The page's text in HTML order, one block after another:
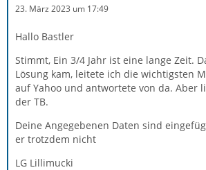
23. März 2023 um 17:49
Hallo Bastler
Stimmt, Ein 3/4 Jahr ist eine lange Zeit.
Lösung kam, leitete ich die wichtigsten
auf Yahoo und antwortete von da. Aber
der TB.
Deine Angegebenen Daten sind
er trotzdem nicht
LG Lillimucki